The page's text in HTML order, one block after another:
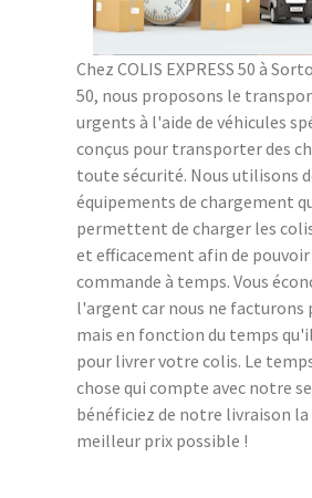
Chez COLIS EXPRESS 50 à
50, nous proposons le
urgents à l'aide de véhicules
conçus pour transporter des
toute sécurité. Nous utilisons
équipements de chargement
permettent de charger les
et efficacement afin de
commande à temps. Vous
l'argent car nous ne facturons
mais en fonction du temps
pour livrer votre colis. Le
chose qui compte avec notre
bénéficiez de notre livraison la
meilleur prix possible !